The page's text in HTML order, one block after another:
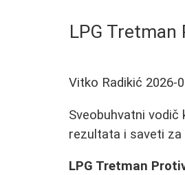
LPG Tretman
Vitko Radikić 2026-
Sveobuhvatni vodič
rezultata i saveti za
LPG Tretman